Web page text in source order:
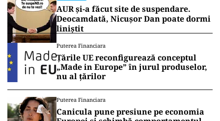
Vrei să fii mereu la curent cu toate știrile? Urmărește
Puterea.ro și pe canalul de WhatsApp
POLITICĂ
Cum a ajuns Guvernul Bolojan să
piardă 11 hotărâri în instanță